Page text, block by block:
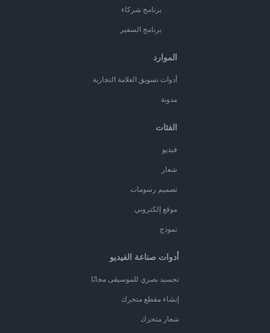
برنامج شركاء
برنامج السفير
الموارد
أدوات تسويق العلامة التجارية
مدونة
الفئات
فيديو
شعار
تصميم رسومات
موقع إلكتروني
نموذج
أدوات صناعة الفيديو
تجسيد بصري للموسيقى مجانًا
إنشاء مقطع متحرك
شعار متحرك